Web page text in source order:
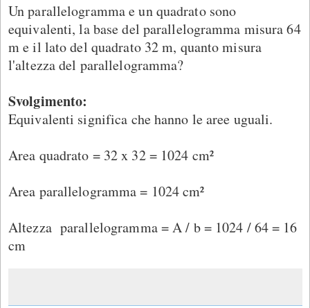
Un parallelogramma e un quadrato sono
equivalenti, la base del parallelogramma misura 64
m e il lato del quadrato 32 m, quanto misura
l'altezza del parallelogramma?
Svolgimento:
Equivalenti significa che hanno le aree uguali.
Area quadrato = 32 x 32 = 1024 cm²
Area parallelogramma = 1024 cm²
Altezza parallelogramma = A / b = 1024 / 64 = 16
cm